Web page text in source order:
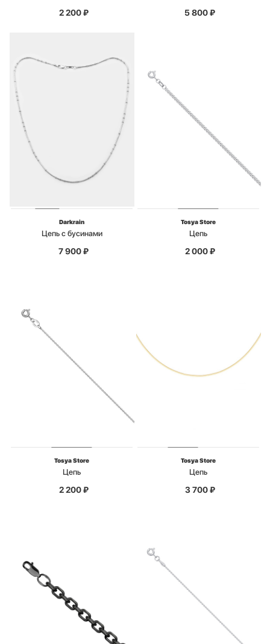
2 200₽ 5 800₽
Darkrain
Цепь с бусинами
7 900₽
Tosya Store
Цепь
2 000₽
Tosya Store
Цепь
2 200₽
Tosya Store
Цепь
3 700₽